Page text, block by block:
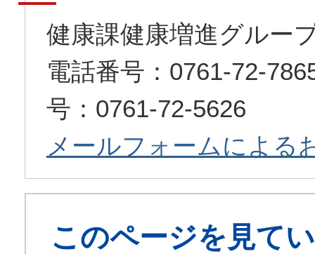
健康課健康増進グルー
電話番号：0761-72-
号：0761-72-5626
メールフォームによる
このページを見て